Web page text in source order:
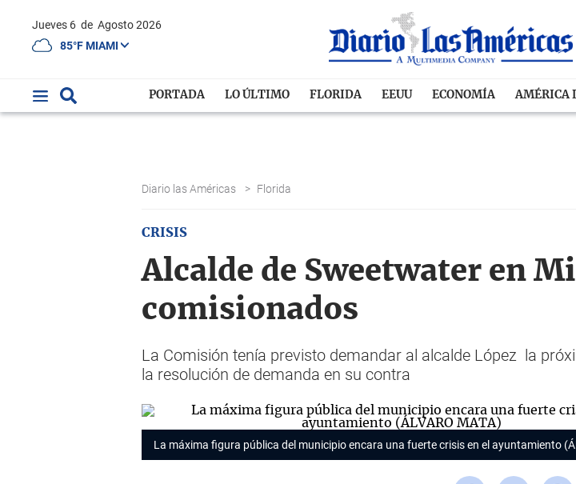
Jueves 6 de Agosto 2026
85°F MIAMI
PORTADA LO ÚLTIMO FLORIDA EEUU ECONOMÍA AMÉRICA
Diario las Américas > Florida
CRISIS
Alcalde de Sweetwater en
comisionados
La Comisión tenía previsto demandar al alcalde López la
la resolución de demanda en su contra
La máxima figura pública del municipio encara una fuerte crisis en el ayuntamiento